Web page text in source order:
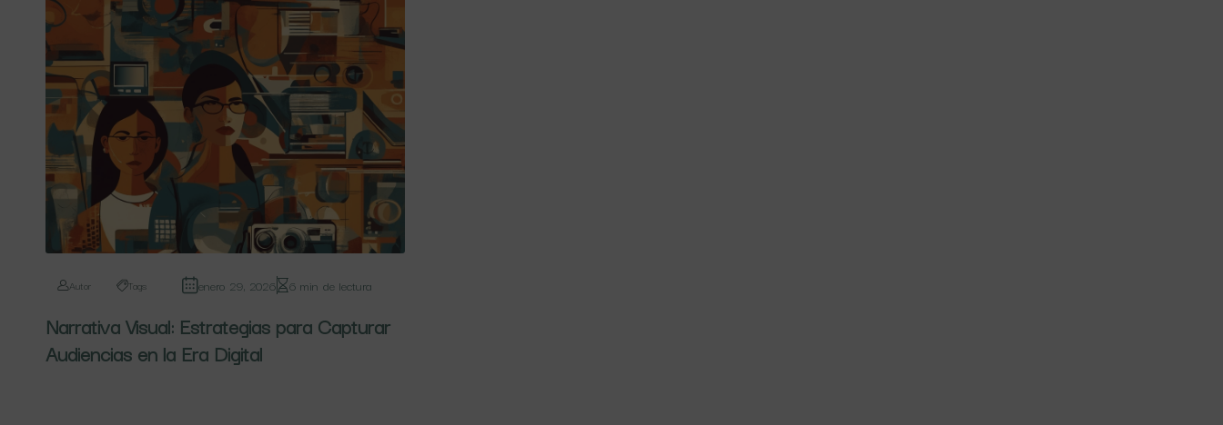
Autor Tags enero 29, 2026 6 min de lectura
Narrativa Visual: Estrategias para Capturar
Audiencias en la Era Digital